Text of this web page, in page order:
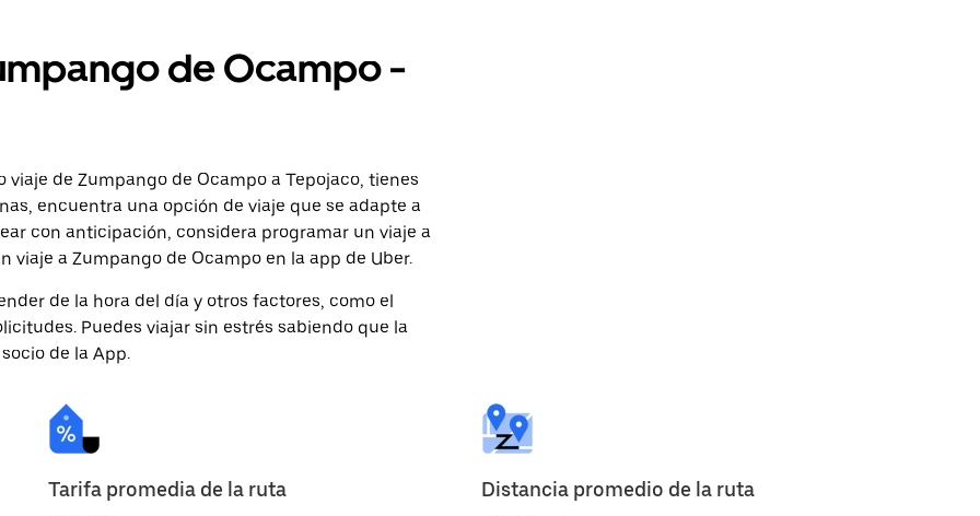
de Ocampo -
de Zumpango de Ocampo a Tepojaco, tienes
encuentra una opción de viaje que se adapte a
con anticipación, considera programar un viaje a
a Zumpango de Ocampo en la app de Uber.
de la hora del día y otros factores, como el
Puedes viajar sin estrés sabiendo que la
de la App.
Tarifa promedia de la ruta Distancia promedio de la ruta